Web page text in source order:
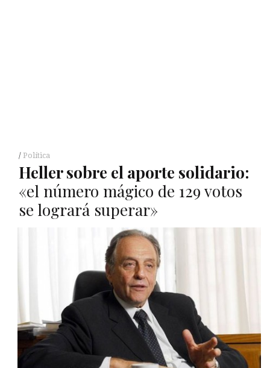
Política
Heller sobre el aporte solidario:
«el número mágico de 129 votos
se logrará superar»